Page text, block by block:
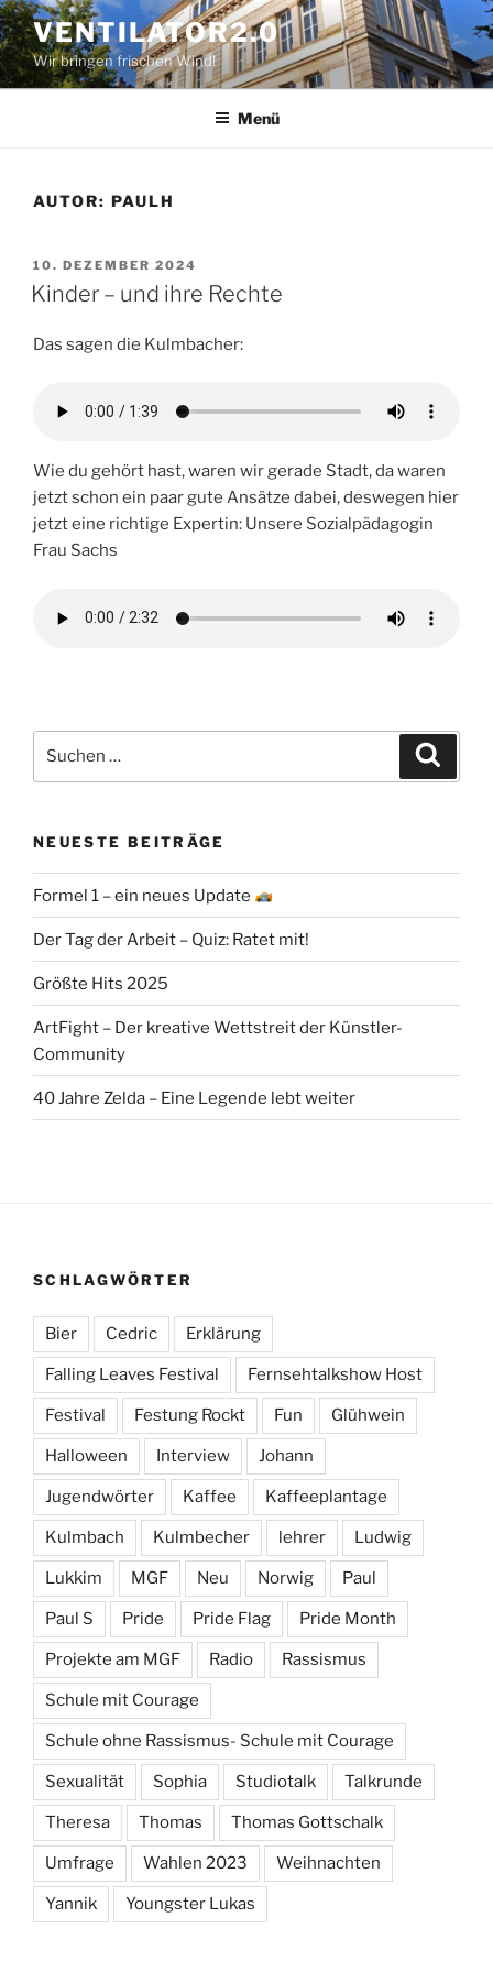
Zum
Inhalt
springen
VENTILATOR2.0
Wir bringen frischen Wind!
Menü
AUTOR: PAULH
VERÖFFENTLICHT
AM
10. DEZEMBER 2024
Kinder – und ihre Rechte
Das sagen die Kulmbacher:
Wie du gehört hast, waren wir gerade Stadt, da waren
jetzt schon ein paar gute Ansätze dabei, deswegen hier
jetzt eine richtige Expertin: Unsere Sozialpädagogin
Frau Sachs
nach:
NEUESTE BEITRÄGE
Formel 1 – ein neues Update
Der Tag der Arbeit – Quiz: Ratet mit!
Größte Hits 2025
ArtFight – Der kreative Wettstreit der Künstler-
Community
40 Jahre Zelda – Eine Legende lebt weiter
SCHLAGWÖRTER
Bier Cedric Erklärung
Falling Leaves Festival Fernsehtalkshow Host
Festival Festung Rockt Fun Glühwein
Halloween Interview Johann
Jugendwörter Kaffee Kaffeeplantage
Kulmbach Kulmbecher lehrer Ludwig
Lukkim MGF Neu Norwig Paul
Paul S Pride Pride Flag Pride Month
Projekte am MGF Radio Rassismus
Schule mit Courage
Schule ohne Rassismus- Schule mit Courage
Sexualität Sophia Studiotalk Talkrunde
Theresa Thomas Thomas Gottschalk
Umfrage Wahlen 2023 Weihnachten
Yannik Youngster Lukas